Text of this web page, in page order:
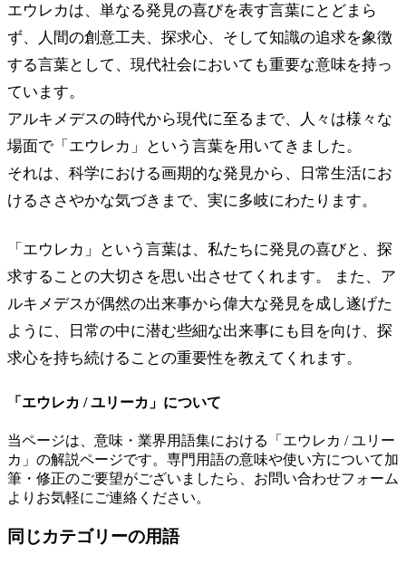
エウレカは、単なる発見の喜びを表す言葉にとどまら
ず、人間の創意工夫、探求心、そして知識の追求を象徴
する言葉として、現代社会においても重要な意味を持っ
ています。
アルキメデスの時代から現代に至るまで、人々は様々な
場面で「エウレカ」という言葉を用いてきました。
それは、科学における画期的な発見から、日常生活にお
けるささやかな気づきまで、実に多岐にわたります。
「エウレカ」という言葉は、私たちに発見の喜びと、探
求することの大切さを思い出させてくれます。 また、ア
ルキメデスが偶然の出来事から偉大な発見を成し遂げた
ように、日常の中に潜む些細な出来事にも目を向け、探
求心を持ち続けることの重要性を教えてくれます。
「 エウレカ / ユリーカ 」について
当ページは、意味・業界用語集における「 エウレカ / ユリー
カ 」の解説ページです。専門用語の意味や使い方について加
筆・修正のご要望がございましたら、お問い合わせフォーム
よりお気軽にご連絡ください。
同じカテゴリーの用語